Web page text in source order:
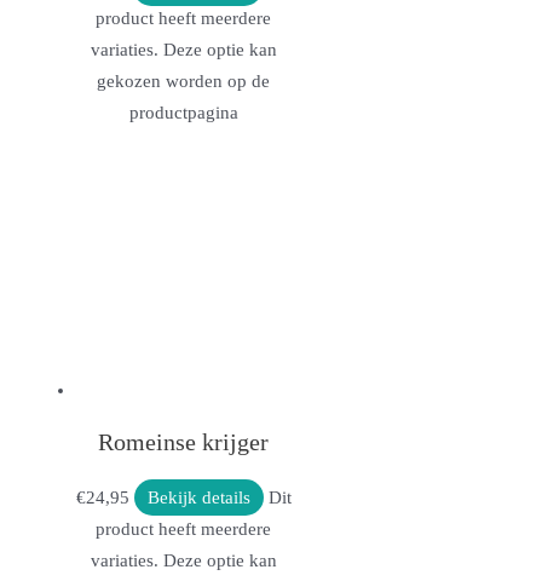
product heeft meerdere
variaties. Deze optie kan
gekozen worden op de
productpagina
Romeinse krijger
€24,95 Bekijk details
Dit
product heeft meerdere
variaties. Deze optie kan